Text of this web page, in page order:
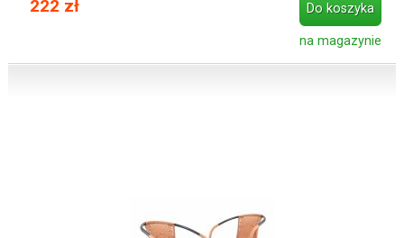
222 zł Do koszyka
na magazynie